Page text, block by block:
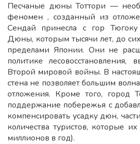
Песчаные дюны Тоттори —
феномен , созданный из
Сендай принесла с гор
Дюны, которым тысячи лет, до
пределами Японии. Они не
политике
Второй мировой войны. В
стена не позволяет большим
отложения. Кроме того, город
поддержание побережья с
компенсировать усадку дюн,
количества туристов, которые
миллионов в год).